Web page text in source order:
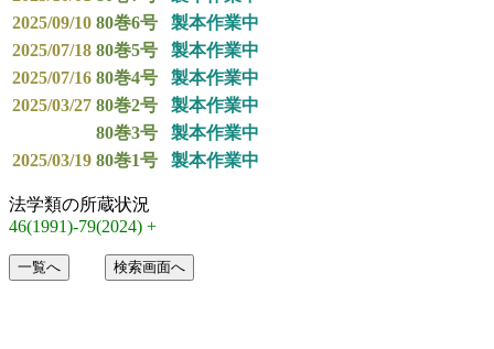
2025/09/10 80巻6号
製本作業中
2025/07/18 80巻5号
製本作業中
2025/07/16 80巻4号
製本作業中
2025/03/27 80巻2号
製本作業中
80巻3号
製本作業中
2025/03/19 80巻1号 製本作業中
法学類の所蔵状況
46(1991)-79(2024) +